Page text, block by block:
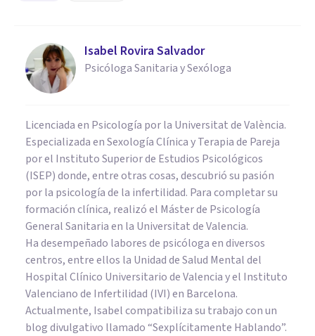
Isabel Rovira Salvador
Psicóloga Sanitaria y Sexóloga
Licenciada en Psicología por la Universitat de València.
Especializada en Sexología Clínica y Terapia de Pareja
por el Instituto Superior de Estudios Psicológicos
(ISEP) donde, entre otras cosas, descubrió su pasión
por la psicología de la infertilidad. Para completar su
formación clínica, realizó el Máster de Psicología
General Sanitaria en la Universitat de Valencia.
Ha desempeñado labores de psicóloga en diversos
centros, entre ellos la Unidad de Salud Mental del
Hospital Clínico Universitario de Valencia y el Instituto
Valenciano de Infertilidad (IVI) en Barcelona.
Actualmente, Isabel compatibiliza su trabajo con un
blog divulgativo llamado “Sexplícitamente Hablando”.